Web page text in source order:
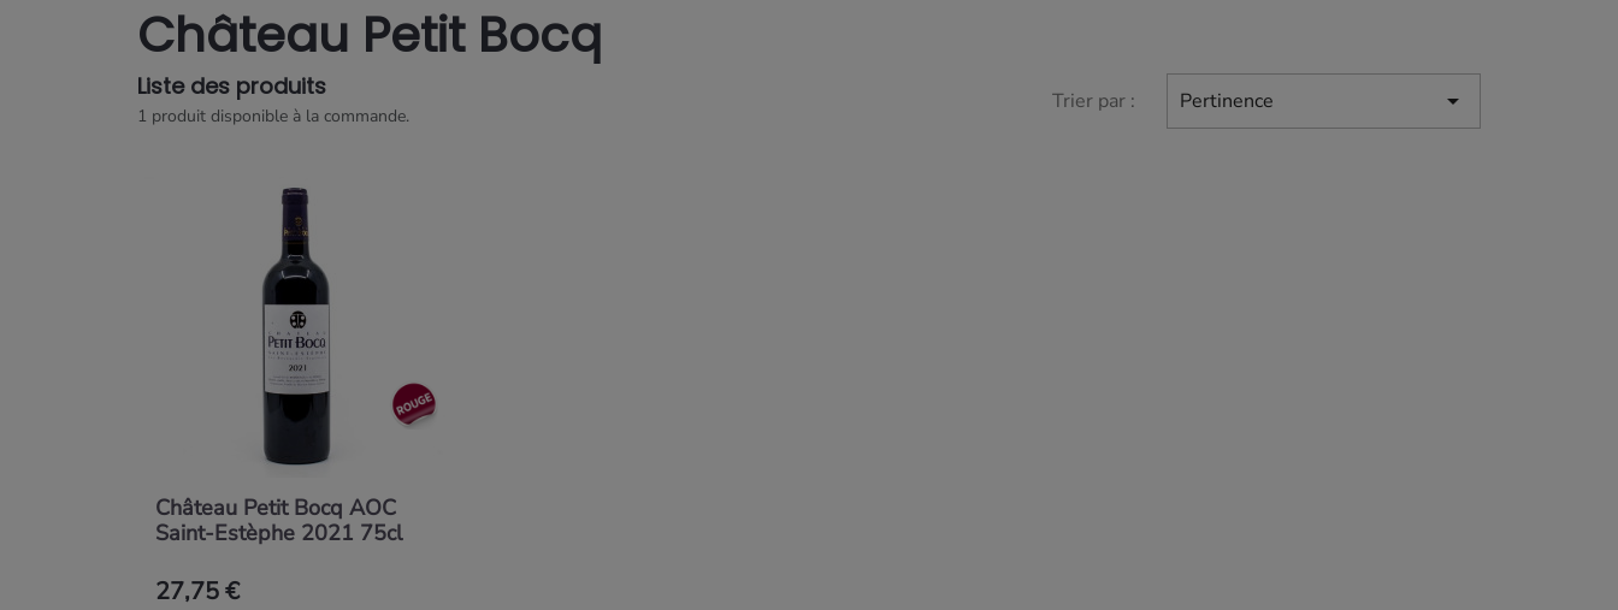
Château Petit Bocq
Liste des produits
1 produit disponible à la commande.
Trier par : Pertinence 
Château Petit Bocq AOC
Saint-Estèphe 2021 75cl
27,75 €